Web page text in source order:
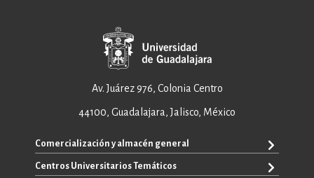
Av. Juárez 976, Colonia Centro
44100, Guadalajara, Jalisco, México
Comercialización y almacén general
+52 33 3640 6326
Centros Universitarios Temáticos